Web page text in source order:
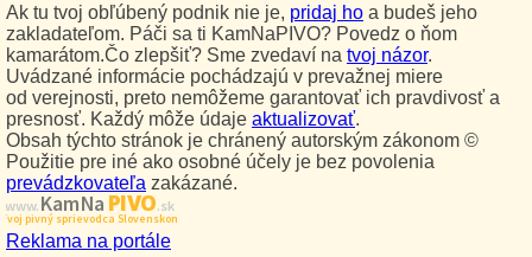
Ak tu tvoj obľúbený podnik nie je, pridaj ho a budeš jeho
zakladateľom. Páči sa ti KamNaPIVO? Povedz o ňom
kamarátom.Čo zlepšiť? Sme zvedaví na tvoj názor.
Uvádzané informácie pochádzajú v prevažnej miere
od verejnosti, preto nemôžeme garantovať ich pravdivosť a
presnosť. Každý môže údaje aktualizovať.
Obsah týchto stránok je chránený autorským zákonom ©
Použitie pre iné ako osobné účely je bez povolenia
prevádzkovateľa zakázané.
www.Kam NaPIVO.sk
Tvoj pivný sprievodca Slovenskom
Reklama na portále